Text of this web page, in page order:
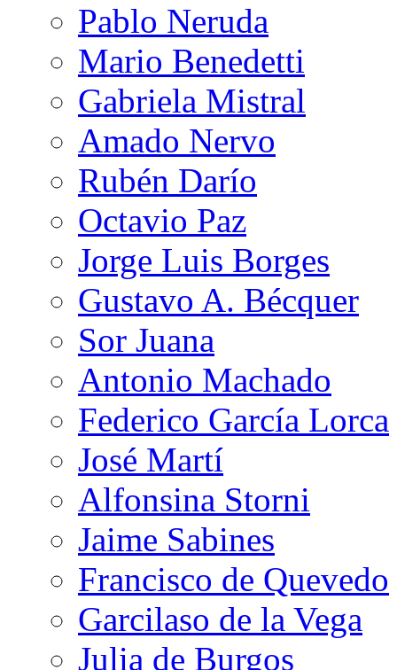
Pablo Neruda
Mario Benedetti
Gabriela Mistral
Amado Nervo
Rubén Darío
Octavio Paz
Jorge Luis Borges
Gustavo A. Bécquer
Sor Juana
Antonio Machado
Federico García Lorca
José Martí
Alfonsina Storni
Jaime Sabines
Francisco de Quevedo
Garcilaso de la Vega
Julia de Burgos